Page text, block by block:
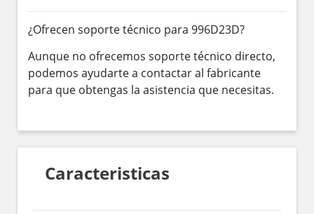
¿Ofrecen soporte técnico para 996D23D?
Aunque no ofrecemos soporte técnico directo,
podemos ayudarte a contactar al fabricante
para que obtengas la asistencia que necesitas.
Caracteristicas